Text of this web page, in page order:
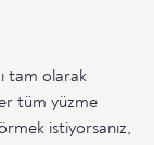
tam olarak
tüm yüzme
istiyorsanız,